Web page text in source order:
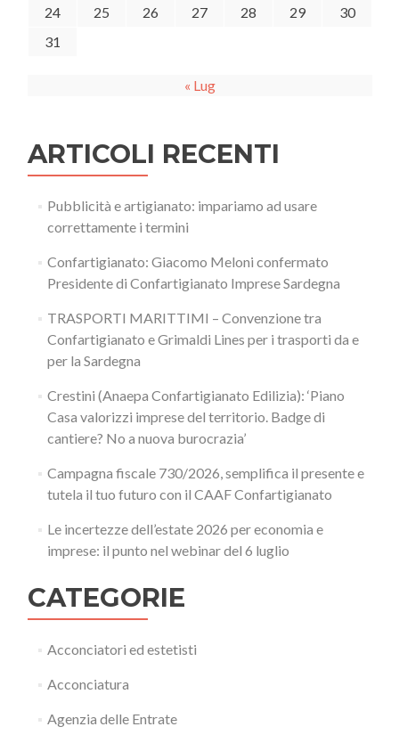
24 25 26 27 28 29
30
31
« Lug
ARTICOLI RECENTI
Pubblicità e artigianato: impariamo ad usare
correttamente i termini
Confartigianato: Giacomo Meloni confermato
Presidente di Confartigianato Imprese Sardegna
TRASPORTI MARITTIMI – Convenzione tra
Confartigianato e Grimaldi Lines per i trasporti da e
per la Sardegna
Crestini (Anaepa Confartigianato Edilizia): ‘Piano
Casa valorizzi imprese del territorio. Badge di
cantiere? No a nuova burocrazia’
Campagna fiscale 730/2026, semplifica il presente e
tutela il tuo futuro con il CAAF Confartigianato
Le incertezze dell’estate 2026 per economia e
imprese: il punto nel webinar del 6 luglio
CATEGORIE
Acconciatori ed estetisti
Acconciatura
Agenzia delle Entrate